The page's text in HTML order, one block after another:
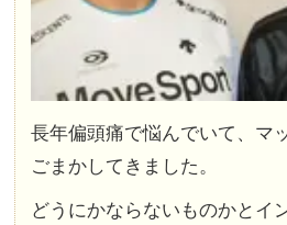
長年偏頭痛で悩んでいて、マ
ごまかしてきました。
どうにかならないものかとイ